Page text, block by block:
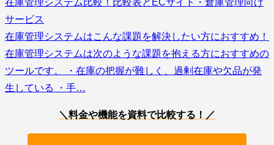
在庫管理システム比較！比較表とECサイト・倉庫管理向け
サービス
在庫管理システムはこんな課題を解決したい方におすすめ！
在庫管理システムは次のような課題を抱える方におすすめの
ツールです。 ・在庫の把握が難しく、過剰在庫や欠品が発
生している ・手…
＼料金や機能を資料で比較する！／